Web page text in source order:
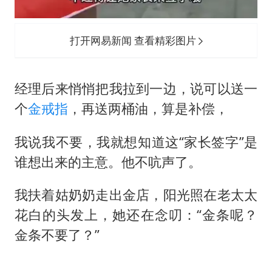
打开网易新闻 查看精彩图片
经理后来悄悄把我拉到一边，说可以送一
个金戒指 ，再送两桶油，算是补偿，
我说我不要，我就想知道这“家长签字”是
谁想出来的主意。他不吭声了。
我扶着姑奶奶走出金店，阳光照在老太太
花白的头发上，她还在念叨：“金条呢？
金条不要了？”